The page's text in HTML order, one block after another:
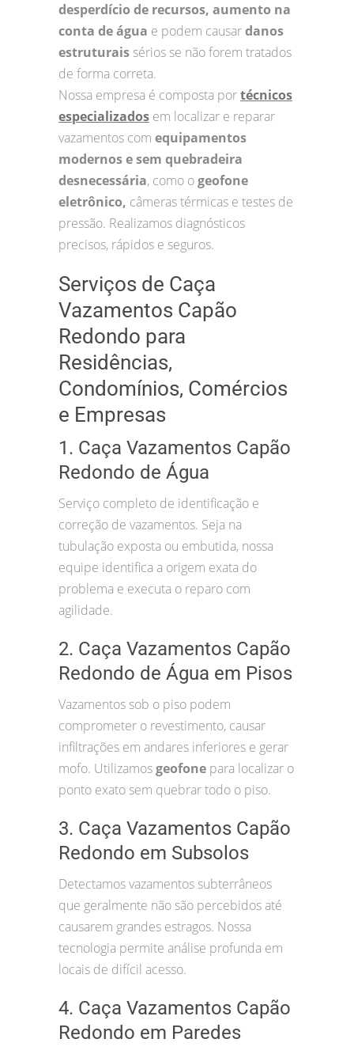
desperdício de recursos, aumento na
conta de água e podem causardanos
estruturais sérios se não forem tratados
de forma correta.
Nossa empresa é composta portécnicos
especializados em localizar e reparar
vazamentos com equipamentos
modernos e sem quebradeira
desnecessária, como ogeofone
eletrônico, câmeras térmicas e testes de
pressão. Realizamos diagnósticos
precisos, rápidos e seguros.
Serviços de Caça
Vazamentos Capão
Redondo para
Residências,
Condomínios, Comércios
e Empresas
1. Caça Vazamentos Capão
Redondo de Água
Serviço completo de identificação e
correção de vazamentos. Seja na
tubulação exposta ou embutida, nossa
equipe identifica a origem exata do
problema e executa o reparo com
agilidade.
2. Caça Vazamentos Capão
Redondo de Água em Pisos
Vazamentos sob o piso podem
comprometer o revestimento, causar
infiltrações em andares inferiores e gerar
mofo. Utilizamosgeofone para localizar o
ponto exato sem quebrar todo o piso.
3. Caça Vazamentos Capão
Redondo em Subsolos
Detectamos vazamentos subterrâneos
que geralmente não são percebidos até
causarem grandes estragos. Nossa
tecnologia permite análise profunda em
locais de difícil acesso.
4. Caça Vazamentos Capão
Redondo em Paredes